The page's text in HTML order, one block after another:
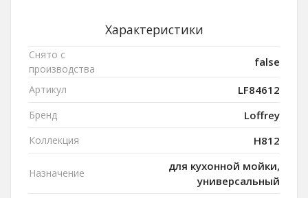
Характеристики
Снято с
производства
false
Артикул LF84612
Бренд Loffrey
Коллекция H812
Назначение
для кухонной мойки,
универсальный